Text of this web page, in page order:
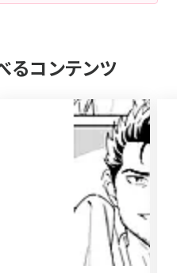
るコンテンツ